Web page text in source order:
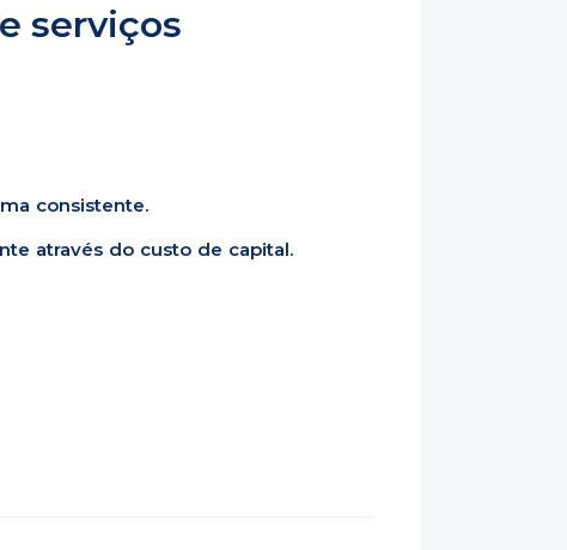
serviços
consistente.
através do custo de capital.